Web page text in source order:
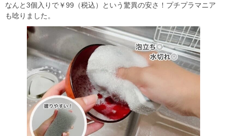
なんと3個入りで￥99（税込）という驚異の安さ！プチプラマニア
も唸りました。